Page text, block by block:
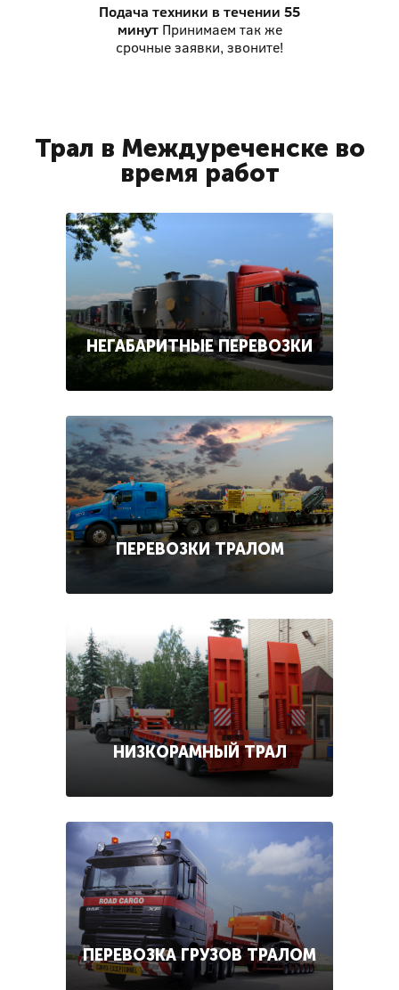
Подача техники в течении 55
минут Принимаем так же
срочные заявки, звоните!
Трал в Междуреченске во
время работ
НЕГАБАРИТНЫЕ ПЕРЕВОЗКИ
ПЕРЕВОЗКИ ТРАЛОМ
НИЗКОРАМНЫЙ ТРАЛ
ПЕРЕВОЗКА ГРУЗОВ ТРАЛОМ